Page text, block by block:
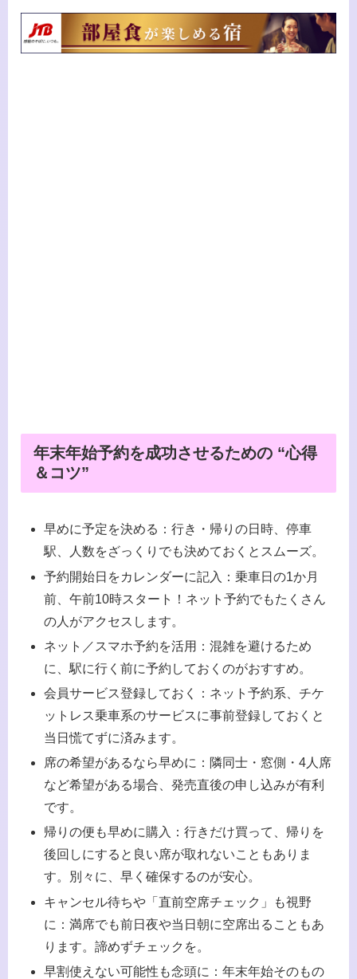
年末年始予約を成功させるための “心得
＆コツ”
早めに予定を決める：行き・帰りの日時、停車
駅、人数をざっくりでも決めておくとスムーズ。
予約開始日をカレンダーに記入：乗車日の1か月
前、午前10時スタート！ネット予約でもたくさん
の人がアクセスします。
ネット／スマホ予約を活用：混雑を避けるため
に、駅に行く前に予約しておくのがおすすめ。
会員サービス登録しておく：ネット予約系、チケ
ットレス乗車系のサービスに事前登録しておくと
当日慌てずに済みます。
席の希望があるなら早めに：隣同士・窓側・4人席
など希望がある場合、発売直後の申し込みが有利
です。
帰りの便も早めに購入：行きだけ買って、帰りを
後回しにすると良い席が取れないこともありま
す。別々に、早く確保するのが安心。
キャンセル待ちや「直前空席チェック」も視野
に：満席でも前日夜や当日朝に空席出ることもあ
ります。諦めずチェックを。
早割使えない可能性も念頭に：年末年始そのもの